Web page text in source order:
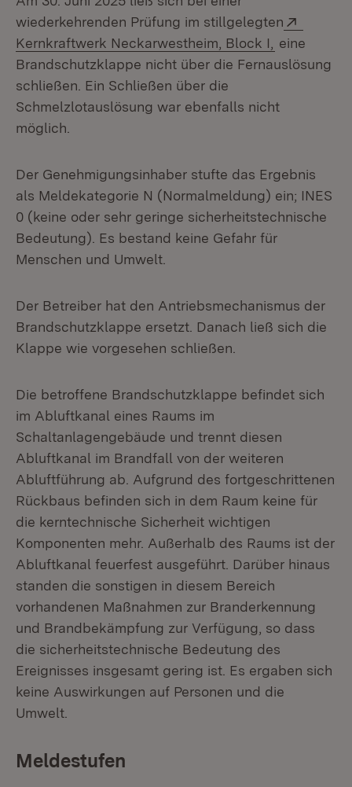
wiederkehrenden Prüfung im stillgelegten
Kernkraftwerk Neckarwestheim, Block I,
(Öffnet in
eine
Brandschutzklappe nicht über die Fernauslösung
schließen. Ein Schließen über die
Schmelzlotauslösung war ebenfalls nicht
möglich.
Der Genehmigungsinhaber stufte das Ergebnis
als Meldekategorie N (Normalmeldung) ein; INES
0 (keine oder sehr geringe sicherheitstechnische
Bedeutung). Es bestand keine Gefahr für
Menschen und Umwelt.
Der Betreiber hat den Antriebsmechanismus der
Brandschutzklappe ersetzt. Danach ließ sich die
Klappe wie vorgesehen schließen.
Die betroffene Brandschutzklappe befindet sich
im Abluftkanal eines Raums im
Schaltanlagengebäude und trennt diesen
Abluftkanal im Brandfall von der weiteren
Abluftführung ab. Aufgrund des fortgeschrittenen
Rückbaus befinden sich in dem Raum keine für
die kerntechnische Sicherheit wichtigen
Komponenten mehr. Außerhalb des Raums ist der
Abluftkanal feuerfest ausgeführt. Darüber hinaus
standen die sonstigen in diesem Bereich
vorhandenen Maßnahmen zur Branderkennung
und Brandbekämpfung zur Verfügung, so dass
die sicherheitstechnische Bedeutung des
Ereignisses insgesamt gering ist. Es ergaben sich
keine Auswirkungen auf Personen und die
Umwelt.
Meldestufen